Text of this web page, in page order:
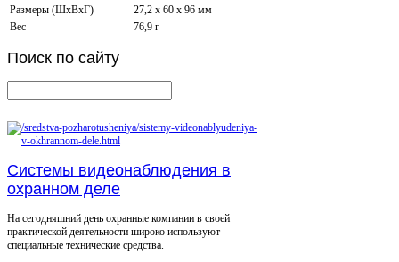
Размеры (ШxВxГ)
27,2 x 60 x 96 мм
Вес
76,9 г
Поиск по сайту
Системы видеонаблюдения в
охранном деле
На сегодняшний день охранные компании в своей
практической деятельности широко используют
специальные технические средства.